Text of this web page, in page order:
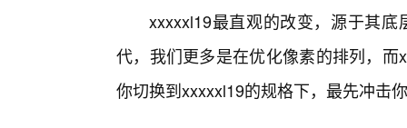
xxxxxl19最直观的改变，源于其底
代，我们更多是在优化像素的排列，
你切换到xxxxxl19的规格下，最先冲击